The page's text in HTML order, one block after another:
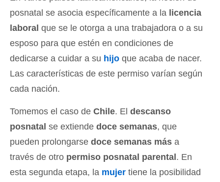
posnatal se asocia específicamente a la licencia
laboral que se le otorga a una trabajadora o a su
esposo para que estén en condiciones de
dedicarse a cuidar a su hijo que acaba de nacer.
Las características de este permiso varían según
cada nación.
Tomemos el caso de Chile. El descanso
posnatal se extiende doce semanas, que
pueden prolongarse doce semanas más a
través de otro permiso posnatal parental . En
esta segunda etapa, la mujer tiene la posibilidad